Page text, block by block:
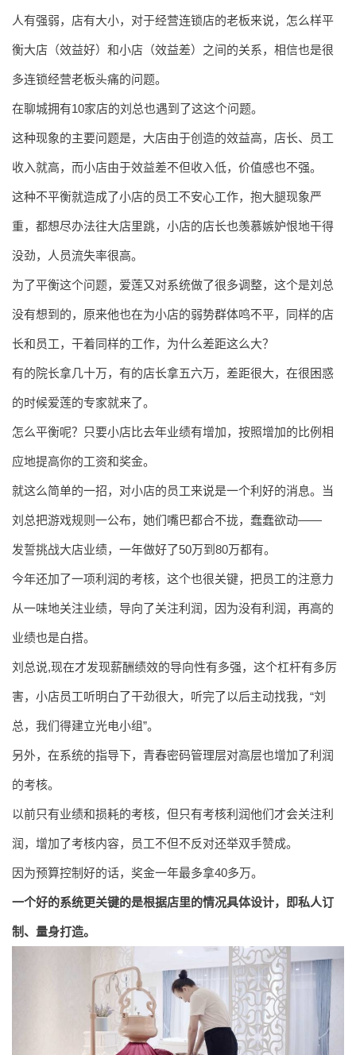
人有强弱，店有大小，对于经营连锁店的老板来说，怎么样平
衡大店（效益好）和小店（效益差）之间的关系，相信也是很
多连锁经营老板头痛的问题。
在聊城拥有10家店的刘总也遇到了这这个问题。
这种现象的主要问题是，大店由于创造的效益高，店长、员工
收入就高，而小店由于效益差不但收入低，价值感也不强。
这种不平衡就造成了小店的员工不安心工作，抱大腿现象严
重，都想尽办法往大店里跳，小店的店长也羡慕嫉妒恨地干得
没劲，人员流失率很高。
为了平衡这个问题，爱莲又对系统做了很多调整，这个是刘总
没有想到的，原来他也在为小店的弱势群体鸣不平，同样的店
长和员工，干着同样的工作，为什么差距这么大？
有的院长拿几十万，有的店长拿五六万，差距很大，在很困惑
的时候爱莲的专家就来了。
怎么平衡呢？只要小店比去年业绩有增加，按照增加的比例相
应地提高你的工资和奖金。
就这么简单的一招，对小店的员工来说是一个利好的消息。当
刘总把游戏规则一公布，她们嘴巴都合不拢，蠢蠢欲动——
发誓挑战大店业绩，一年做好了50万到80万都有。
今年还加了一项利润的考核，这个也很关键，把员工的注意力
从一味地关注业绩，导向了关注利润，因为没有利润，再高的
业绩也是白搭。
刘总说,现在才发现薪酬绩效的导向性有多强，这个杠杆有多厉
害，小店员工听明白了干劲很大，听完了以后主动找我，“刘
总，我们得建立光电小组”。
另外，在系统的指导下，青春密码管理层对高层也增加了利润
的考核。
以前只有业绩和损耗的考核，但只有考核利润他们才会关注利
润，增加了考核内容，员工不但不反对还举双手赞成。
因为预算控制好的话，奖金一年最多拿40多万。
一个好的系统更关键的是根据店里的情况具体设计，即私人订
制、量身打造。